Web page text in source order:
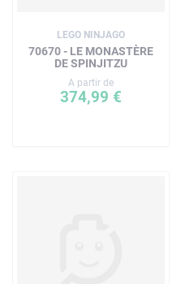
LEGO NINJAGO
70670 - LE MONASTÈRE
DE SPINJITZU
A partir de
374,99 €